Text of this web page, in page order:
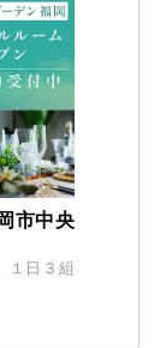
市中央
１日３組